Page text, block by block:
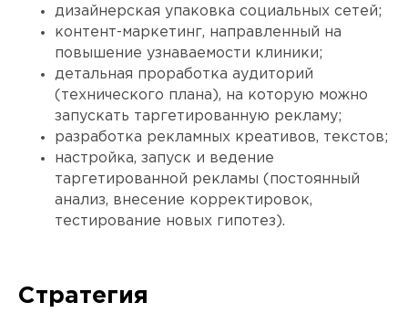
дизайнерская упаковка социальных сетей;
контент-маркетинг, направленный на
повышение узнаваемости клиники;
детальная проработка аудиторий
(технического плана), на которую можно
запускать таргетированную рекламу;
разработка рекламных креативов, текстов;
настройка, запуск и ведение
таргетированной рекламы (постоянный
анализ, внесение корректировок,
тестирование новых гипотез).
Стратегия